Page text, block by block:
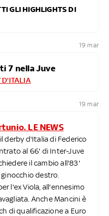
GLI HIGHLIGHTS DI
19 mar
7 nella Juve
D'ITALIA
19 mar
LE NEWS
derby d'Italia di Federico
al 66' di Inter-Juve
il cambio all'83'
destro.
l'ex Viola, all'ennesimo
Anche Mancini è
di qualificazione a Euro